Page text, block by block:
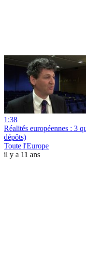
1:38
Réalités européennes : 3
dépôts)
Toute l'Europe
il y a 11 ans